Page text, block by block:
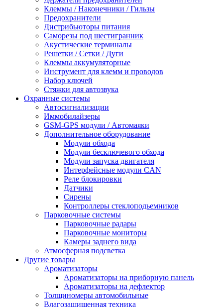
Клеммы / Наконечники / Гильзы
Предохранители
Дистрибьюторы питания
Саморезы под шестигранник
Акустические терминалы
Решетки / Сетки / Дуги
Клеммы аккумуляторные
Инструмент для клемм и проводов
Набор ключей
Стяжки для автозвука
Охранные системы
Автосигнализации
Иммобилайзеры
GSM-GPS модули / Автомаяки
Дополнительное оборудование
Модули обхода
Модули бесключевого обхода
Модули запуска двигателя
Интерфейсные модули CAN
Реле блокировки
Датчики
Сирены
Контроллеры стеклоподьемников
Парковочные системы
Парковочные радары
Парковочные мониторы
Камеры заднего вида
Атмосферная подсветка
Другие товары
Ароматизаторы
Ароматизаторы на приборную панель
Ароматизаторы на дефлектор
Толщиномеры автомобильные
Влагозащищенная техника